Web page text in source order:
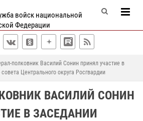
войск национальной
Федерации
полковник Василий Сонин принял участие в
Центрального округа Росгвардии
ВАСИЛИЙ СОНИН
В ЗАСЕДАНИИ